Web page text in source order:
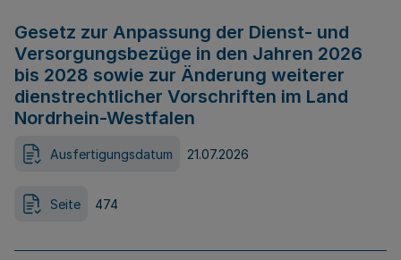
Gesetz zur Anpassung der Dienst- und
Versorgungsbezüge in den Jahren 2026
bis 2028 sowie zur Änderung weiterer
dienstrechtlicher Vorschriften im Land
Nordrhein-Westfalen
Ausfertigungsdatum 21.07.2026
Seite 474